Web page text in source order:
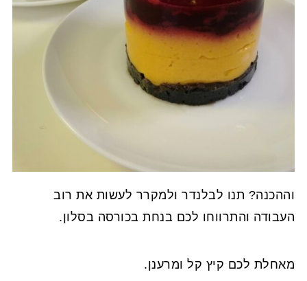
וההכנה? תנו לבלנדר ולמקרר לעשות את רוב
העבודה והתרווחו לכם בנחת בכורסה בסלון.
מאחלת לכם קיץ קל ומרענן.